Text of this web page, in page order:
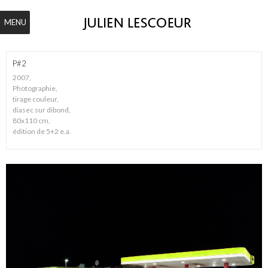
P#2
2007,
Photographie,
tirage couleur,
diasec sur dibond,
80x110 cm,
édition de 5+2 e.a.
MENU